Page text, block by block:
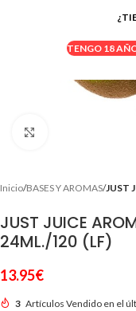
TENGO 18
Inicio BASES Y AROMAS JUST
JUST JUICE
24ML./120 (LF)
13.95€
3 Artículos Vendido en el